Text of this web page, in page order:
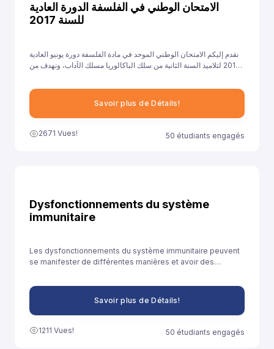
الامتحان الوطني في الفلسفة الدورة العادية
للسنة 2017
نقدم إليكم الامتحان الوطني الموحد في مادة الفلسفة دورة يونيو العادية
2017 لتلاميذ السنة الثانية من سلك الباكالوريا مسلك الآداب، ونهدف من
على الاستعداد الجيد لخوض غمار الامتحانات الوطنية الموحدة.
Savoir plus de Détails!
2671 Vues! 50 étudiants engagés
Dysfonctionnements du système
immunitaire
Les dysfonctionnements du système immunitaire peuvent
se manifester de différentes manières et avoir des
Savoir plus de Détails!
1211 Vues! 50 étudiants engagés